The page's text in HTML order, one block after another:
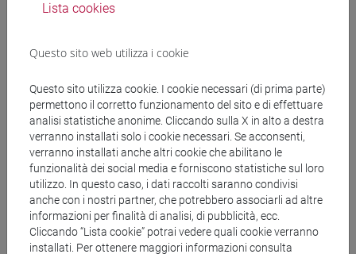
Docenti
MELONIO Alessandra- 30h Lezione
Materiali didattici
Materiali su Moodle
Corsi di studio e percorsi
Lista cookies
Questo sito web utilizza i cookie
Questo sito utilizza cookie. I cookie necessari (di prima parte)
permettono il corretto funzionamento del sito e di effettuare
analisi statistiche anonime. Cliccando sulla X in alto a destra
verranno installati solo i cookie necessari. Se acconsenti,
verranno installati anche altri cookie che abilitano le
funzionalità dei social media e forniscono statistiche sul loro
utilizzo. In questo caso, i dati raccolti saranno condivisi
anche con i nostri partner, che potrebbero associarli ad altre
informazioni per finalità di analisi, di pubblicità, ecc.
Cliccando “Lista cookie” potrai vedere quali cookie verranno
installati. Per ottenere maggiori informazioni consulta